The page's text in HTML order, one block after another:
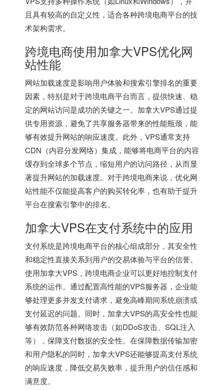
且具有较高的自定义性，适合各种跨境电商平台的技
术架构需求。
跨境电商使用加拿大VPS优化网
站性能
网站加载速度是影响用户体验和搜索引擎排名的重要
因素，特别是对于跨境电商平台而言，提供快速、稳
定的网站访问是成功的关键之一。 加拿大VPS通过提
供专用资源，避免了共享服务器带来的性能瓶颈，能
够有效提升网站的响应速度。此外，VPS通常支持
CDN（内容分发网络）集成，能够将电商平台的内容
缓存到全球多个节点，缩短用户的访问路径，从而显
著提升网站的加载速度。对于跨境电商来说，优化网
站性能不仅能提高客户的购买转化率，也有助于提升
平台在搜索引擎中的排名。
加拿大VPS在支付系统中的应用
支付系统是跨境电商平台的核心组成部分，其安全性
和稳定性直接关系到用户的交易体验与平台的信誉。
使用加拿大VPS，跨境电商企业可以更好地控制支付
系统的运作。通过配置高性能的VPS服务器，企业能
够处理更多并发支付请求，避免高峰期间系统崩溃或
支付延迟的问题。同时，加拿大VPS的高安全性也能
够有效防范各种网络攻击（如DDoS攻击、SQL注入
等），保障支付数据的安全性。在保障数据传输加密
和用户隐私的同时，加拿大VPS还能够提高支付系统
的响应速度，降低交易失败率，提升用户的信任感和
满意度。